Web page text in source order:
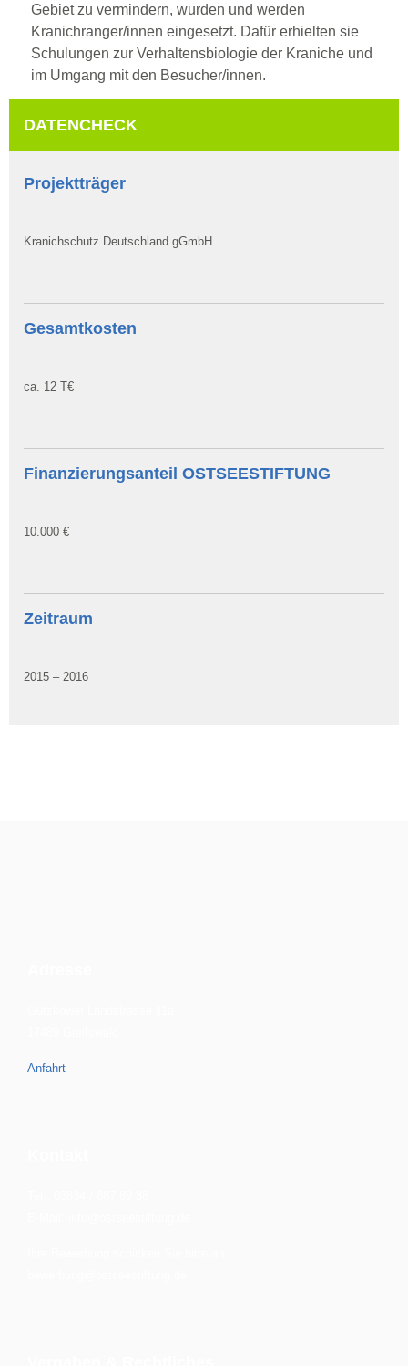
Gebiet zu vermindern, wurden und werden
Kranichranger/innen eingesetzt. Dafür erhielten sie
Schulungen zur Verhaltensbiologie der Kraniche und
im Umgang mit den Besucher/innen.
DATENCHECK
Projektträger
Kranichschutz Deutschland gGmbH
Gesamtkosten
ca. 12 T€
Finanzierungsanteil OSTSEESTIFTUNG
10.000 €
Zeitraum
2015 – 2016
Anfahrt